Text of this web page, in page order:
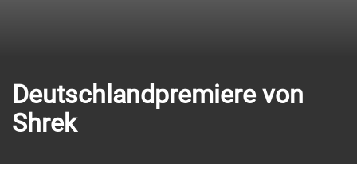
Deutschlandpremiere von
Shrek